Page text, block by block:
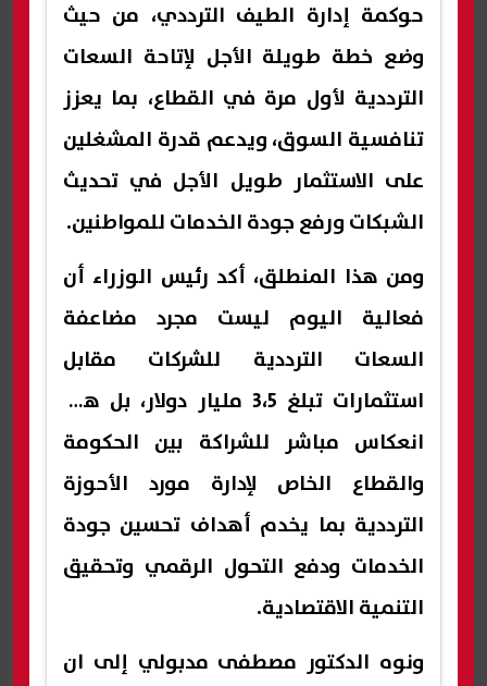
حوكمة إدارة الطيف الترددي، من حيث
وضع خطة طويلة الأجل لإتاحة السعات
الترددية لأول مرة في القطاع، بما يعزز
تنافسية السوق، ويدعم قدرة المشغلين
على الاستثمار طويل الأجل في تحديث
الشبكات ورفع جودة الخدمات للمواطنين.
ومن هذا المنطلق، أكد رئيس الوزراء أن
فعالية اليوم ليست مجرد مضاعفة
السعات الترددية للشركات مقابل
استثمارات تبلغ 3،5 مليار دولار، بل هي
انعكاس مباشر للشراكة بين الحكومة
والقطاع الخاص لإدارة مورد الأحوزة
الترددية بما يخدم أهداف تحسين جودة
الخدمات ودفع التحول الرقمي وتحقيق
التنمية الاقتصادية.
ونوه الدكتور مصطفى مدبولي إلى ان